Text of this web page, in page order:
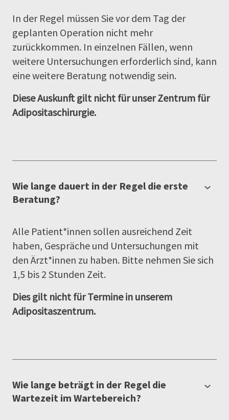
In der Regel müssen Sie vor dem Tag der
geplanten Operation nicht mehr
zurückkommen. In einzelnen Fällen, wenn
weitere Untersuchungen erforderlich sind, kann
eine weitere Beratung notwendig sein.
Diese Auskunft gilt nicht für unser Zentrum für
Adipositaschirurgie.
Wie lange dauert in der Regel die erste
Beratung?
Alle Patient*innen sollen ausreichend Zeit
haben, Gespräche und Untersuchungen mit
den Ärzt*innen zu haben. Bitte nehmen Sie sich
1,5 bis 2 Stunden Zeit.
Dies gilt nicht für Termine in unserem
Adipositaszentrum.
Wie lange beträgt in der Regel die
Wartezeit im Wartebereich?